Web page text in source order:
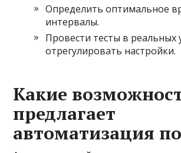
Определить оптимальное
интервалы.
Провести тесты в реальных
отрегулировать настройки.
Какие
предлагает
автоматизация